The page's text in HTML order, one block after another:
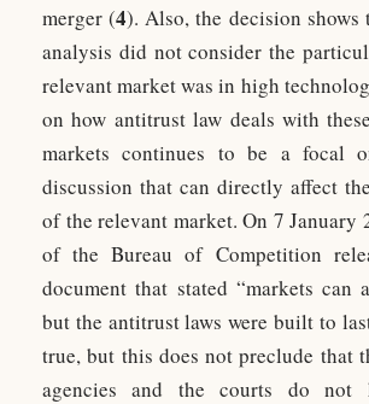
merger (4). Also, the decision shows
analysis did not consider the
relevant market was in high
on how antitrust law deals with
markets continues to be a focal
discussion that can directly affect
of the relevant market. On 7 January
of the Bureau of Competition
document that stated “markets can
but the antitrust laws were built to
true, but this does not preclude that
agencies and the courts do not